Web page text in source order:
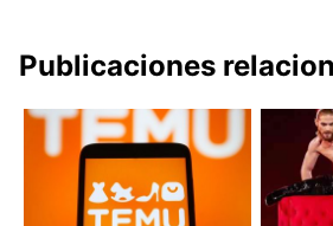
Publicaciones